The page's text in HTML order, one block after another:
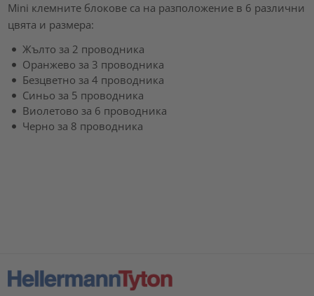
Mini клемните блокове са на разположение в 6 различни
цвята и размера:
Жълто за 2 проводника
Оранжево за 3 проводника
Безцветно за 4 проводника
Синьо за 5 проводника
Виолетово за 6 проводника
Черно за 8 проводника